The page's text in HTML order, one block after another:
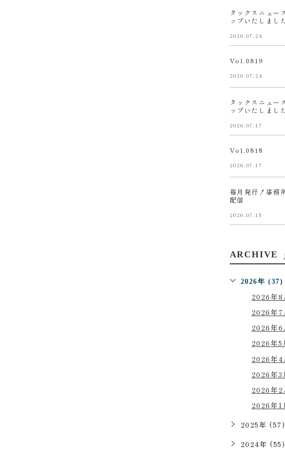
タックスニュ
ップいたしまし
2026.07.24
Vol.0819
2026.07.24
タックスニュ
ップいたしまし
2026.07.17
Vol.0818
2026.07.17
毎月発行！事務
配信
2026.07.15
ARCHIVE
2026年 (37)
2026年
2026年
2026年
2026年5
2026年
2026年3
2026年
2026年1
2025年 (57)
2024年 (55)